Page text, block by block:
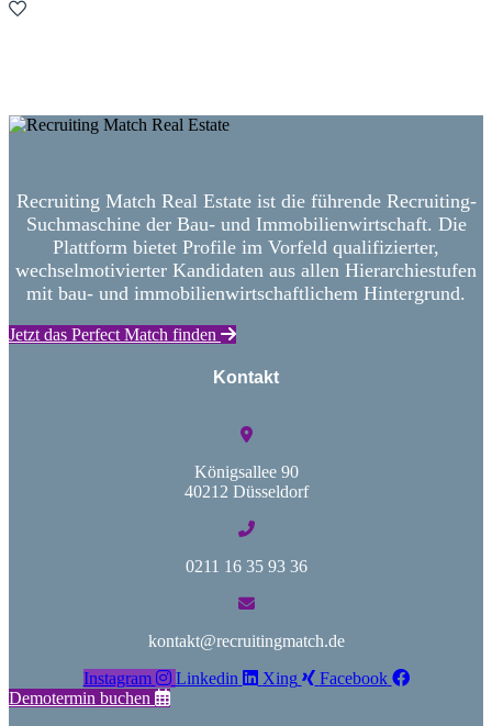
Recruiting Match Real Estate ist die führende Recruiting-
Suchmaschine der Bau- und Immobilienwirtschaft. Die
Plattform bietet Profile im Vorfeld qualifizierter,
wechselmotivierter Kandidaten aus allen Hierarchiestufen
mit bau- und immobilienwirtschaftlichem Hintergrund.
Jetzt das Perfect Match finden
Kontakt
Königsallee 90
40212 Düsseldorf
0211 16 35 93 36
kontakt@recruitingmatch.de
Instagram
Linkedin Xing
Facebook
Demotermin buchen